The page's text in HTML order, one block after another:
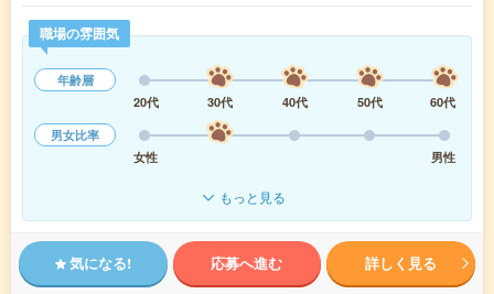
職場の雰囲気
年齢層
20代
30代 40代 50代
60代
男女比率
女性
男性
もっと見る
気になる! 応募へ進む 詳しく見る